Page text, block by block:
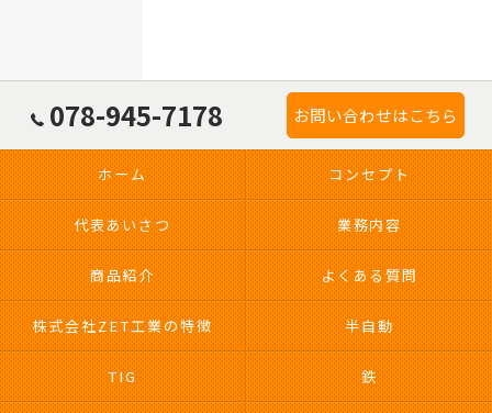
078-945-7178 お問い合わせはこちら
ホーム コンセプト
代表あいさつ 業務内容
商品紹介 よくある質問
株式会社ZET工業の特徴 半自動
TIG 鉄